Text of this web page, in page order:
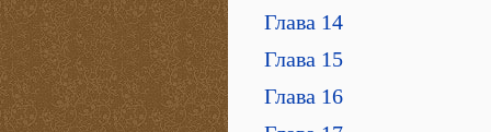
Глава 14
Глава 15
Глава 16